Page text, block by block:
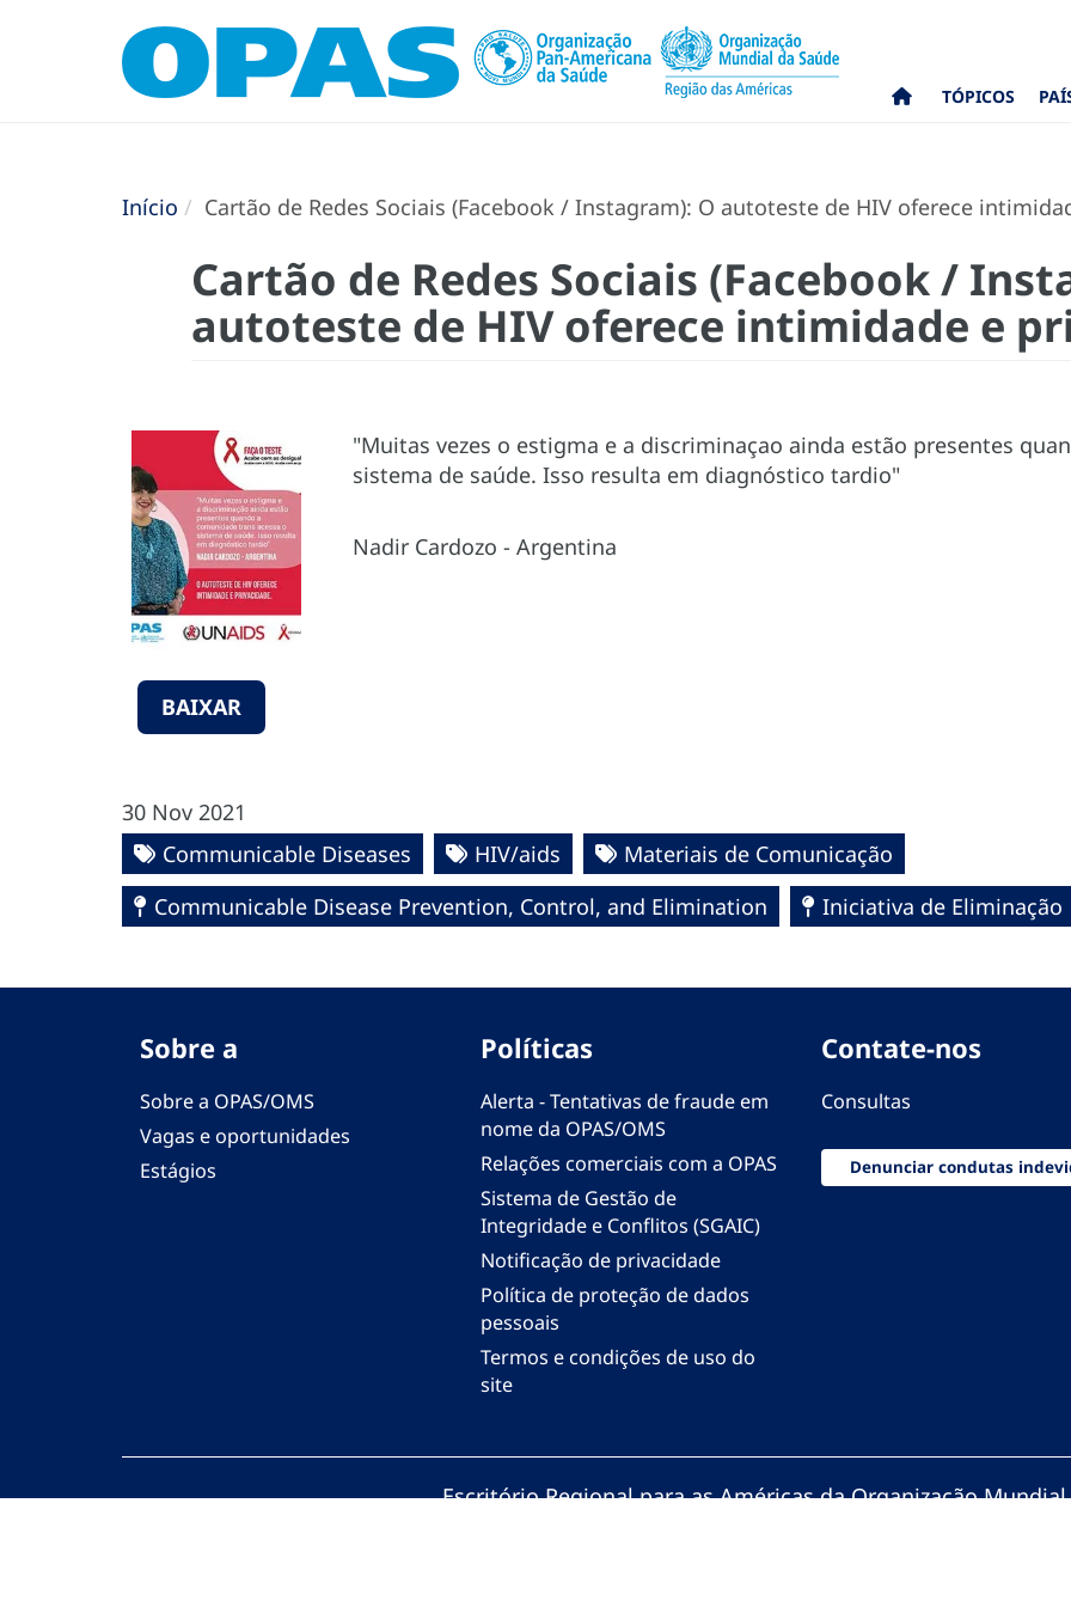
TÓPICOS
Início Cartão de Redes Sociais (Facebook / Instagram): O autoteste de HIV oferece
Cartão de Redes Sociais (Facebook /
autoteste de HIV oferece intimidade e
BAIXAR
"Muitas vezes o estigma e a discriminaçao ainda estão presentes
sistema de saúde. Isso resulta em diagnóstico tardio"
Nadir Cardozo - Argentina
30 Nov 2021
Communicable Diseases
HIV/aids
Materiais de Comunicação
Communicable Disease Prevention, Control, and Elimination
Iniciativa de Eliminação
Sobre a
Sobre a OPAS/OMS
Vagas e oportunidades
Estágios
Políticas
Alerta - Tentativas de fraude em
nome da OPAS/OMS
Relações comerciais com a OPAS
Sistema de Gestão de
Integridade e Conflitos (SGAIC)
Notificação de privacidade
Política de proteção de dados
pessoais
Termos e condições de uso do
site
Contate-nos
Consultas
Denunciar condutas
Escritório Regional para as Américas da Organização Mundial